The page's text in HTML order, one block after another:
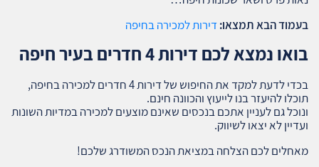
בעמוד הבא תמצאו:דירות למכירה בחיפה
בואו נמצא לכם דירות 4 חדרים בעיר חיפה
בכדי לדעת למקד את החיפוש של דירות 4 חדרים למכירה בחיפה,
תוכלו להיעזר בנו לייעוץ והכוונה חינם.
ונוכל גם לעניין אתכם בנכסים שאינם מוצעים למכירה במדיות השונות
ועדיין לא יצאו לשיווק.
מאחלים לכם הצלחה במציאת הנכס המשודרג שלכם!